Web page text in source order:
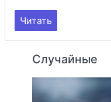
Читать
Случайные